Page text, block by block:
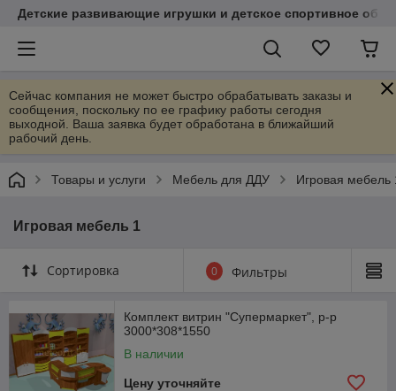
Детские развивающие игрушки и детское спортивное
Сейчас компания не может быстро обрабатывать заказы и
сообщения, поскольку по ее графику работы сегодня
выходной. Ваша заявка будет обработана в ближайший
рабочий день.
Товары и услуги Мебель для ДДУ Игровая мебель
Игровая мебель 1
Сортировка 0 Фильтры
Комплект витрин "Супермаркет", р-р
3000*308*1550
В наличии
Цену уточняйте